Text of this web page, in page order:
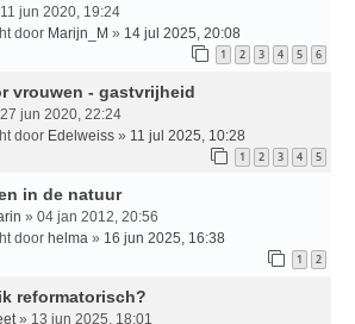
jun 2020, 19:24
door Marijn_M » 14 jul 2025, 20:08
1 2 3 4 5 6
vrouwen - gastvrijheid
jun 2020, 22:24
door Edelweiss » 11 jul 2025, 10:28
1 2 3 4 5
in de natuur
» 04 jan 2012, 20:56
door helma » 16 jun 2025, 16:38
1 2
reformatorisch?
» 13 jun 2025, 18:01